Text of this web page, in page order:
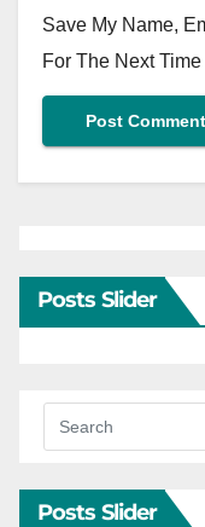
Save My Name,
For The Next
Posts Slider
Posts Slider